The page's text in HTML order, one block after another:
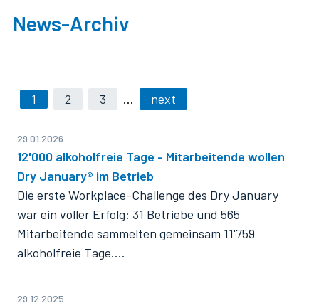
News-Archiv
1 2 3 … next
29.01.2026
12'000 alkoholfreie Tage - Mitarbeitende wollen
Dry January® im Betrieb
Die erste Workplace-Challenge des Dry January
war ein voller Erfolg: 31 Betriebe und 565
Mitarbeitende sammelten gemeinsam 11'759
alkoholfreie Tage.…
29.12.2025